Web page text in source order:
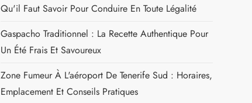
Qu'il Faut Savoir Pour Conduire En Toute Légalité
Gaspacho Traditionnel : La Recette Authentique Pour
Un Été Frais Et Savoureux
Zone Fumeur À L'aéroport De Tenerife Sud : Horaires,
Emplacement Et Conseils Pratiques